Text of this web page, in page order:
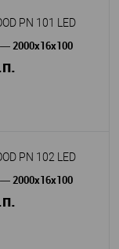
PN 101 LED
— 2000x16x100
PN 102 LED
— 2000x16x100